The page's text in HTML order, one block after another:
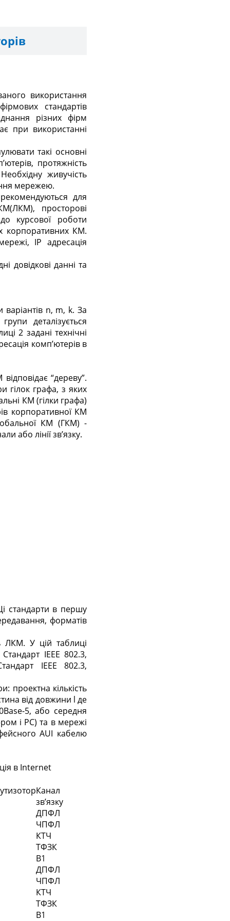
використання
стандартів
різних фірм
при використанні
такі основні
протяжність
живучість
мережею.
для
просторові
курсової роботи
корпоративних КМ.
IP адресація
довідкові данні та
n, m, k. За
деталізується
2 задані технічні
комп’ютерів в
“дереву”.
гілок графа, з яких
КМ (гілки графа)
корпоративної КМ
КМ (ГКМ) -
або лінії зв’язку.
стандарти в першу
форматів
ЛКМ. У цій таблиці
IEEE 802.3,
IEEE 802.3,
проектна кількість
від довжини l де
5, або середня
і РС) та в мережі
AUI кабелю
в Internet
Канал
зв’язку
ДПФЛ
ЧПФЛ
КТЧ
ТФЗК
В1
ДПФЛ
ЧПФЛ
КТЧ
ТФЗК
В1